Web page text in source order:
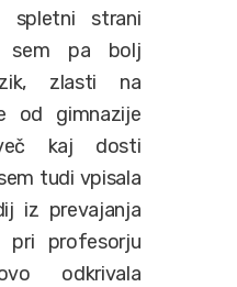
spletni strani
sem pa bolj
zlasti na
od gimnazije
kaj dosti
tudi vpisala
iz prevajanja
pri profesorju
odkrivala